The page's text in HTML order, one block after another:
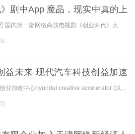
》剧中App 魔晶，现实中真的上
热播电视剧《创业时代》的剧照 国内第一部网络商战电视剧《创业时代》大热，黄轩饰演的创业者郭鑫年开发了名为魔晶的移动通信应用。 10月21日，剧中与魔晶同名的真实版手机与魔
益未来 现代汽车科技创益加速
会成
12月23日，现代汽车科学技术创业加速中心hyundai creative accelerator (以下简称hca )开展了以变通力、创业未来为主题的新年创新创业交流活动。 现代汽车集团(中国)的李光国总裁、cgo的李赫